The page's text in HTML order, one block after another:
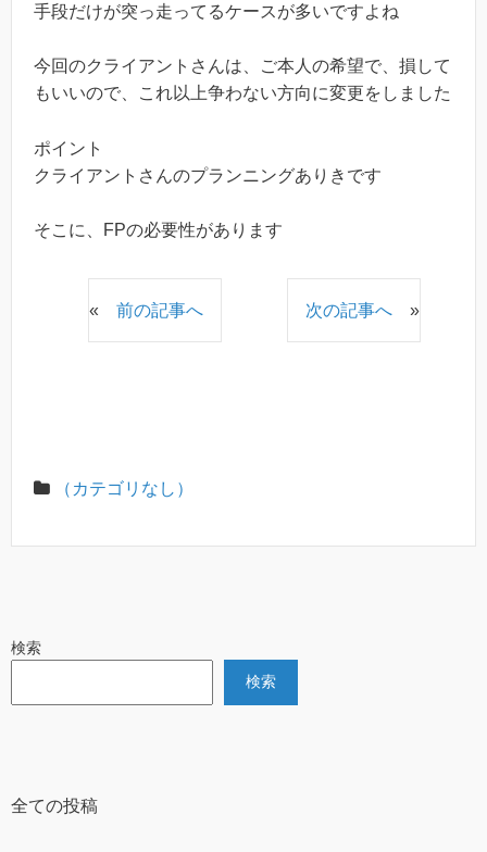
手段だけが突っ走ってるケースが多いですよね
今回のクライアントさんは、ご本人の希望で、損して
もいいので、これ以上争わない方向に変更をしました
ポイント
クライアントさんのプランニングありきです
そこに、FPの必要性があります
« 前の記事へ 次の記事へ »
（カテゴリなし）
検索
検索
全ての投稿